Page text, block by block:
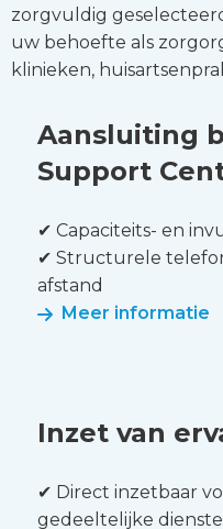
zorgvuldig
uw behoefte als
klinieken,
Aansluiting
Support
✔ Capaciteits- en
✔ Structurele
afstand
Meer informatie
meer
Aansluiting
het
Triage
Support
Center
Inzet van
✔ Direct inzetbaar
gedeeltelijke
meer